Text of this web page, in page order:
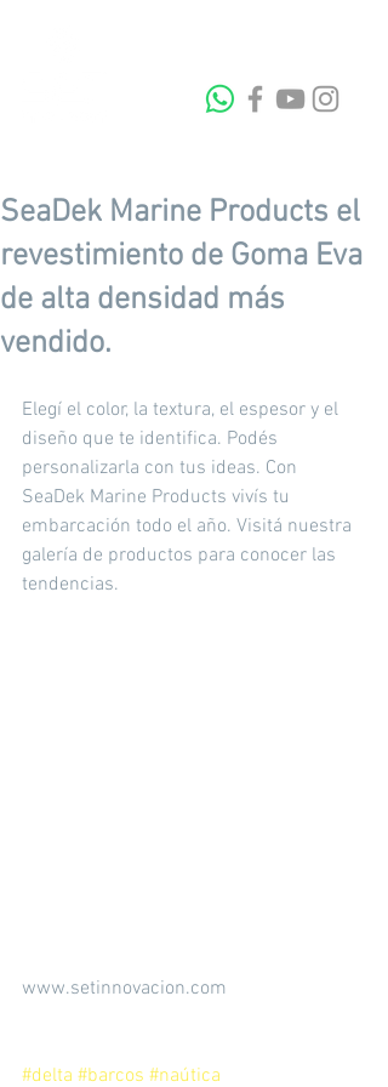
SeaDek Marine Products el
revestimiento de Goma Eva
de alta densidad más
vendido.
Elegí el color, la textura, el espesor y el
diseño que te identifica. Podés
personalizarla con tus ideas. Con
SeaDek Marine Products vivís tu
embarcación todo el año. Visitá nuestra
galería de productos para conocer las
tendencias.
www.setinnovacion.com
#delta #barcos #naútica